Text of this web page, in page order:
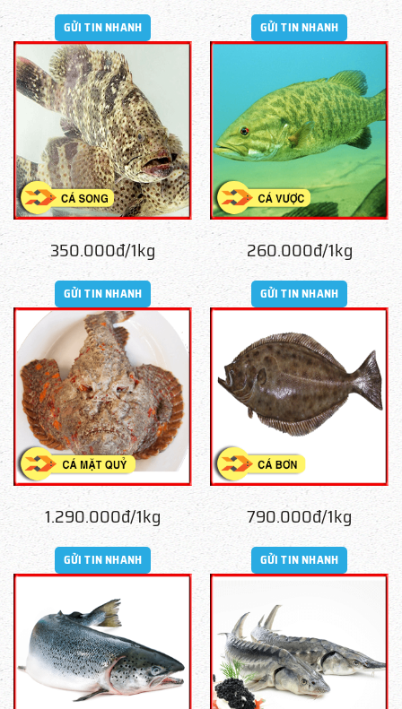
GỬI TIN NHANH GỬI TIN NHANH
350.000đ/1kg
GỬI TIN NHANH
260.000đ/1kg
GỬI TIN NHANH
1.290.000đ/1kg
GỬI TIN NHANH
790.000đ/1kg
GỬI TIN NHANH